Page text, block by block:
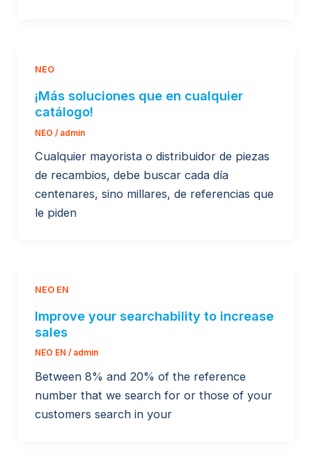
NEO
¡Más soluciones que en cualquier
catálogo!
NEO / admin
Cualquier mayorista o distribuidor de piezas
de recambios, debe buscar cada día
centenares, sino millares, de referencias que
le piden
NEO EN
Improve your searchability to increase
sales
NEO EN / admin
Between 8% and 20% of the reference
number that we search for or those of your
customers search in your